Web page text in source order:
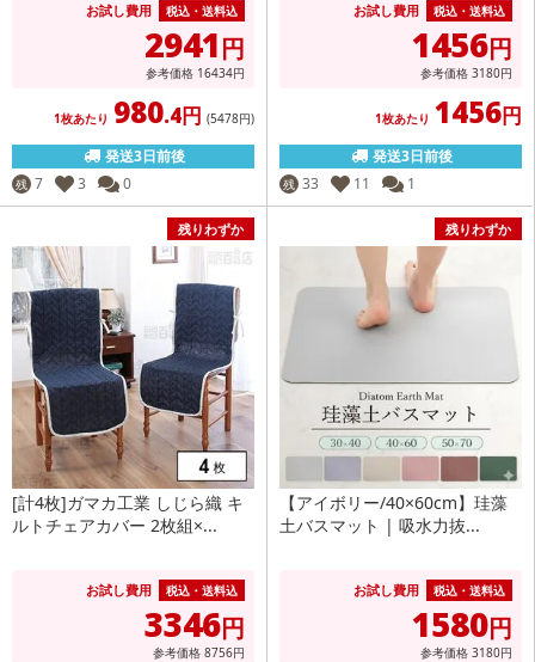
お試し費用 税込・送料込
2941円
参考価格 16434円
1枚あたり 980.4円 (5478円)
発送3日前後
残 7 3 0
お試し費用 税込・送料込
1456円
参考価格 3180円
1枚あたり 1456円
発送3日前後
残 33 11 1
残りわずか
[計4枚]ガマカ工業 しじら織 キ
ルトチェアカバー 2枚組×...
お試し費用 税込・送料込
3346円
参考価格 8756円
残りわずか
【アイボリー/40×60cm】珪藻
土バスマット | 吸水力抜...
お試し費用 税込・送料込
1580円
参考価格 3180円